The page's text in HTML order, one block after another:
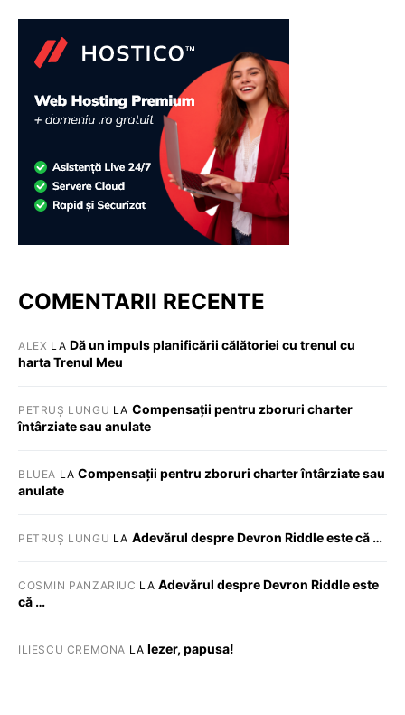
COMENTARII RECENTE
ALEX LA Dă un impuls planificării călătoriei cu trenul cu
harta Trenul Meu
PETRUȘ LUNGU LA Compensații pentru zboruri charter
întârziate sau anulate
BLUEA LACompensații pentru zboruri charter întârziate sau
anulate
PETRUȘ LUNGU LA Adevărul despre Devron Riddle este că …
COSMIN PANZARIUC LA Adevărul despre Devron Riddle este
că …
ILIESCU CREMONA LA Iezer, papusa!